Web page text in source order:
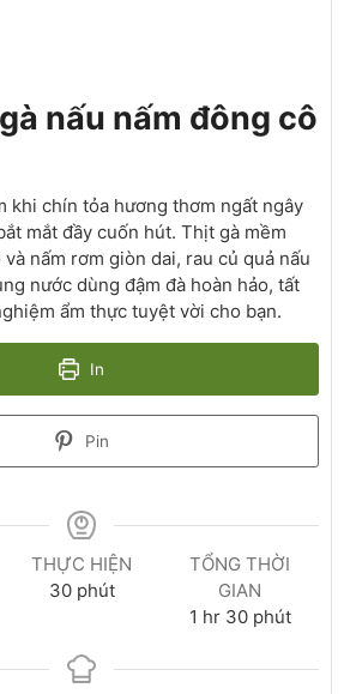
nấu nấm đông cô
khi chín tỏa hương thơm ngất ngây
mắt đầy cuốn hút. Thịt gà mềm
nấm rơm giòn dai, rau củ quả nấu
nước dùng đậm đà hoàn hảo, tất
ẩm thực tuyệt vời cho bạn.
In
Pin
THỰC HIỆN
30 phút
TỔNG THỜI
GIAN
1 hr 30 phút